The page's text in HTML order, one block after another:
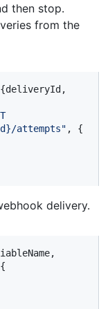
then stop.
from the
{deliveryId,
attempts" , {
delivery.